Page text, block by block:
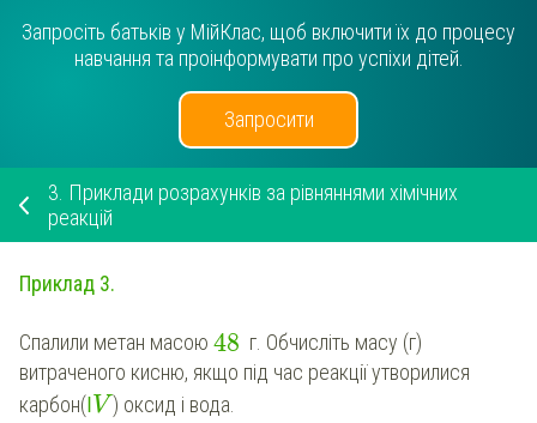
Запросіть батьків у МійКлас, щоб включити їх до процесу
навчання та проінформувати про успіхи дітей.
Запросити
3. Приклади розрахунків за рівняннями хімічних
реакцій
Приклад 3.
Спалили метан масою 48 г. Обчисліть масу (г)
витраченого кисню, якщо під час реакції утворилися
карбон(ІV) оксид і вода.